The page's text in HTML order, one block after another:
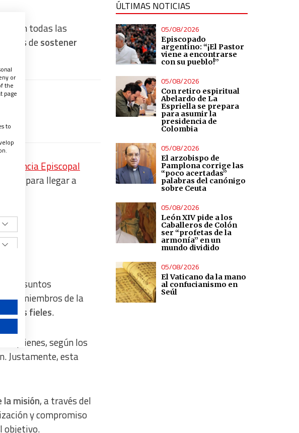
en todas las
fieles desostener
Episcopal
para llegar a
de Asuntos
ser miembros de la
los fieles.
quienes, según los
Justamente, esta
la misión, a través del
y compromiso
objetivo.
ÚLTIMAS NOTICIAS
05/08/2026
Episcopado
argentino: “¡El Pastor
viene a encontrarse
con su pueblo!”
05/08/2026
Con retiro espiritual
Abelardo de La
Espriella se prepara
para asumir la
presidencia de
Colombia
05/08/2026
El arzobispo de
Pamplona corrige las
“poco acertadas”
palabras del canónigo
sobre Ceuta
05/08/2026
León XIV pide a los
Caballeros de Colón
ser “profetas de la
armonía” en un
mundo dividido
05/08/2026
El Vaticano da la mano
al confucianismo en
Seúl
or
the
page
to